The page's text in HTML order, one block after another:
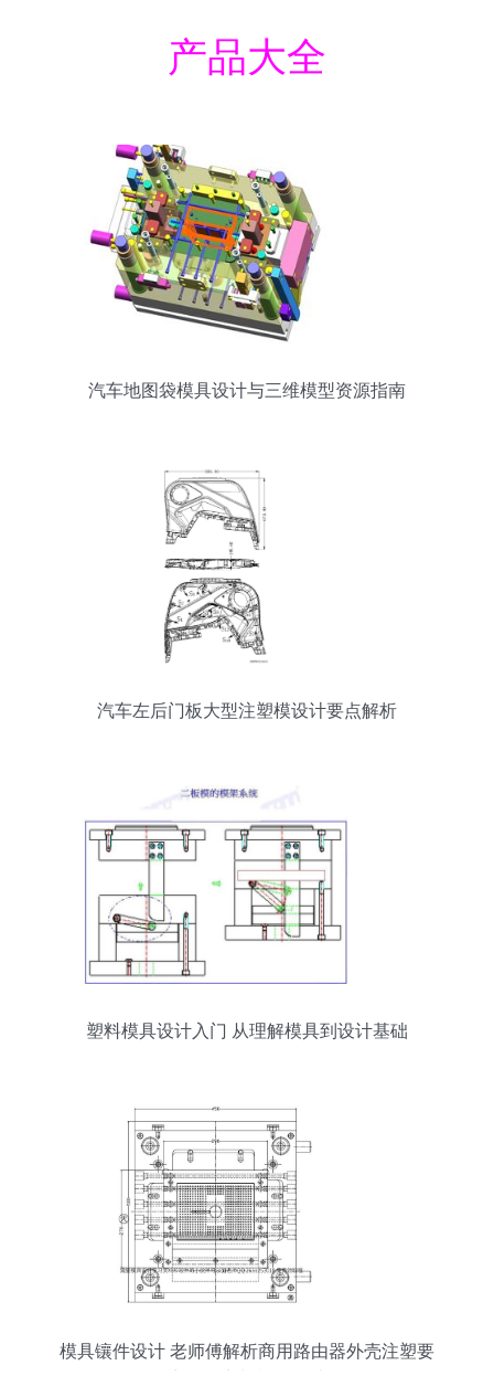
产品大全
汽车地图袋模具设计与三维模型资源指南
汽车左后门板大型注塑模设计要点解析
塑料模具设计入门 从理解模具到设计基础
模具镶件设计 老师傅解析商用路由器外壳注塑要